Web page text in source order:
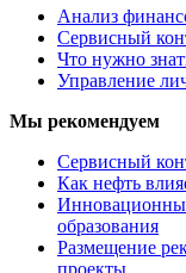
Анализ
Сервисный
Что нужно
Управление
Мы рекомендуем
Сервисный
Как нефть
образования
Размещение